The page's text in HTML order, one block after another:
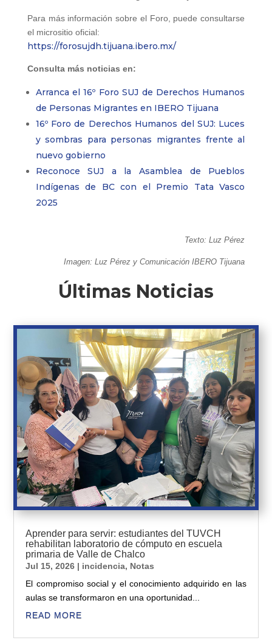
Para más información sobre el Foro, puede consultarse
el micrositio oficial:
https://forosujdh.tijuana.ibero.mx/
Consulta más noticias en:
Arranca el 16º Foro SUJ de Derechos Humanos
de Personas Migrantes en IBERO Tijuana
16º Foro de Derechos Humanos del SUJ: Luces
y sombras para personas migrantes frente al
nuevo gobierno
Reconoce SUJ a la Asamblea de Pueblos
Indígenas de BC con el Premio Tata Vasco
2025
Texto: Luz Pérez
Imagen: Luz Pérez y Comunicación IBERO Tijuana
Últimas Noticias
Aprender para servir: estudiantes del TUVCH
rehabilitan laboratorio de cómputo en escuela
primaria de Valle de Chalco
Jul 15, 2026 | incidencia, Notas
El compromiso social y el conocimiento adquirido en las
aulas se transformaron en una oportunidad...
READ MORE